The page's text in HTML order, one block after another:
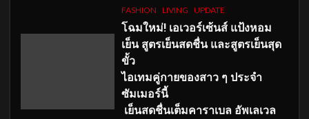
FASHION LIVING UPDATE
โฉมใหม่! เอเวอร์เซ้นส์ แป้งหอม
เย็น สูตรเย็นสดชื่น และสูตรเย็นสุด
ขั้ว
ไอเทมคู่กายของสาว ๆ ประจำ
ซัมเมอร์นี้
เย็นสดชื่นเต็มคาราเบล อัพเลเวล